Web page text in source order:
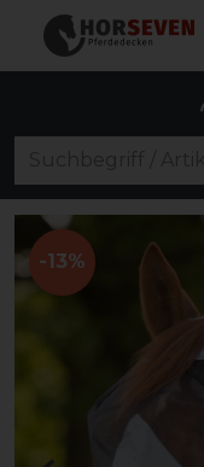
-13%